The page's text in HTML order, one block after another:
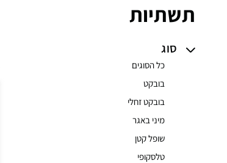
תשתיות
סוג
כל הסוגים
בובקט
בובקט זחלי
מיני באגר
שופל קטן
טלסקופי